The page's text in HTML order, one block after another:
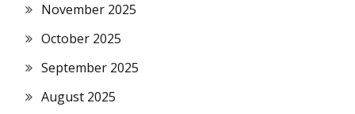
November 2025
October 2025
September 2025
August 2025